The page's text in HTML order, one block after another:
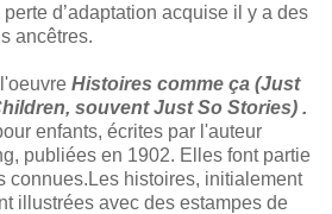
d’adaptation acquise il y a des
ancêtres.
Histoires comme ça (Just
souvent Just So Stories) .
enfants, écrites par l'auteur
publiées en 1902. Elles font partie
histoires, initialement
illustrées avec des estampes de